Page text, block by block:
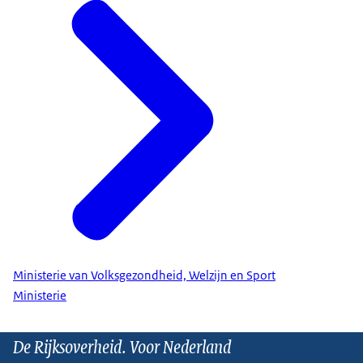
Ministerie van Volksgezondheid, Welzijn en Sport
Ministerie
De Rijksoverheid. Voor Nederland